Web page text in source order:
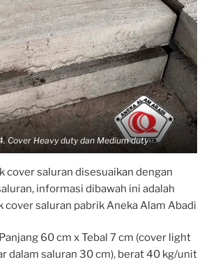
Cover Heavy duty dan Medium duty
cover saluran disesuaikan dengan
informasi dibawah ini adalah
cover saluran pabrik Aneka Alam Abadi
60 cm x Tebal 7 cm (cover light
dalam saluran 30 cm), berat 40 kg/unit